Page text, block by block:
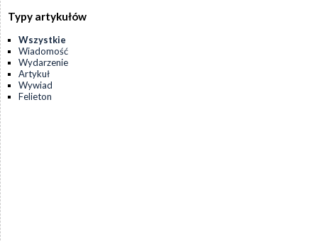
Typy artykułów
Wszystkie
Wiadomość
Wydarzenie
Artykuł
Wywiad
Felieton